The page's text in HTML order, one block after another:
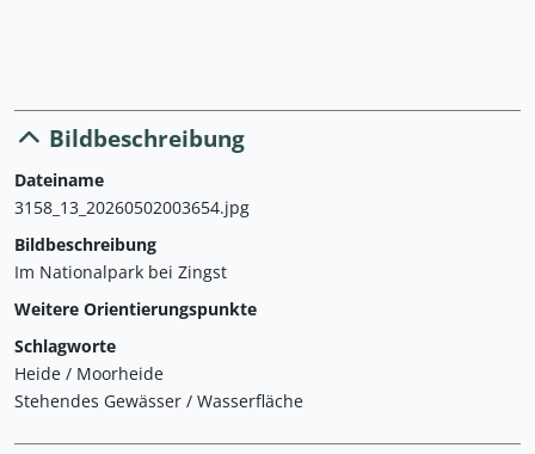
Bildbeschreibung
Dateiname
3158_13_20260502003654.jpg
Bildbeschreibung
Im Nationalpark bei Zingst
Weitere Orientierungspunkte
Schlagworte
Heide / Moorheide
Stehendes Gewässer / Wasserfläche